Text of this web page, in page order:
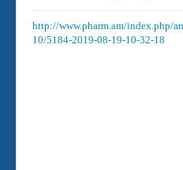
http://www.pharm.am/index.php/
10/5184-2019-08-19-10-32-18